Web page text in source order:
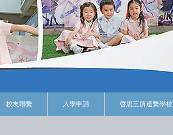
校友聯繫 入學申請 啓思三所連繫學校